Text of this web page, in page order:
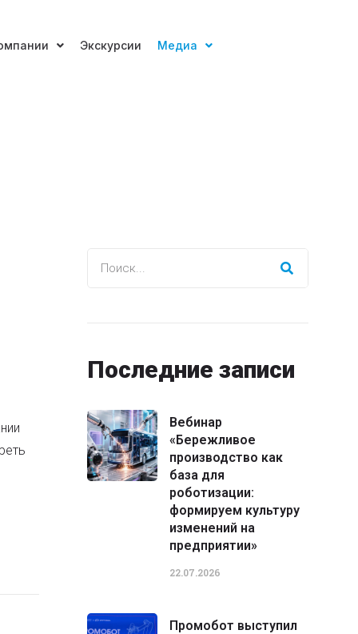
Экскурсии Медиа
Последние записи
Вебинар
«Бережливое
производство как
база для
роботизации:
формируем культуру
изменений на
предприятии»
22.07.2026
Промобот выступил